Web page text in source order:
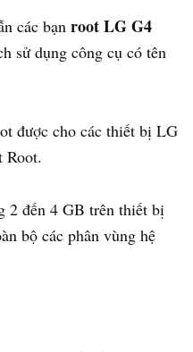
các bạn root LG G4
sử dụng công cụ có tên
được cho các thiết bị LG
Root.
2 đến 4 GB trên thiết bị
bộ các phân vùng hệ